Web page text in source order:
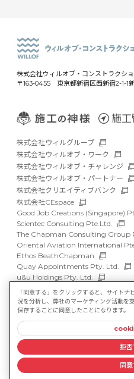
株式会社ウィルオブ・コンストラクシ
〒163-0455 東京都新宿区西新宿2-1-1
株式会社ウィルグループ
株式会社ウィルオブ・ワーク
株式会社ウィルオブ・チャレンジ
株式会社ウィルオブ・パートナー
株式会社クリエイティブバンク
株式会社CEspace
Good Job Creations (Singapore)
Scientec Consulting Pte.Ltd.
The Chapman Consulting Group
Oriental Aviation International
Ethos BeathChapman
Quay Appointments Pty. Ltd.
u&u Holdings Pty. Ltd.
DFP Recruitment Holdings Pty.
Asia Recruit Holdings Sdn.Bhd.
WILLOF Vietnam Company
サイトマップ
マルチステークホル
情報セキュリティ基本方針
プライ
©WILLOF
「同意する」をクリックすると、サイト
況を分析し、弊社のマーケティング活動
保存することに同意したことになります。
拒否
同